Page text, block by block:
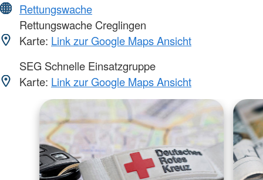
Rettungswache
Rettungswache Creglingen
Karte: Link zur Google Maps Ansicht
SEG Schnelle Einsatzgruppe
Karte: Link zur Google Maps Ansicht